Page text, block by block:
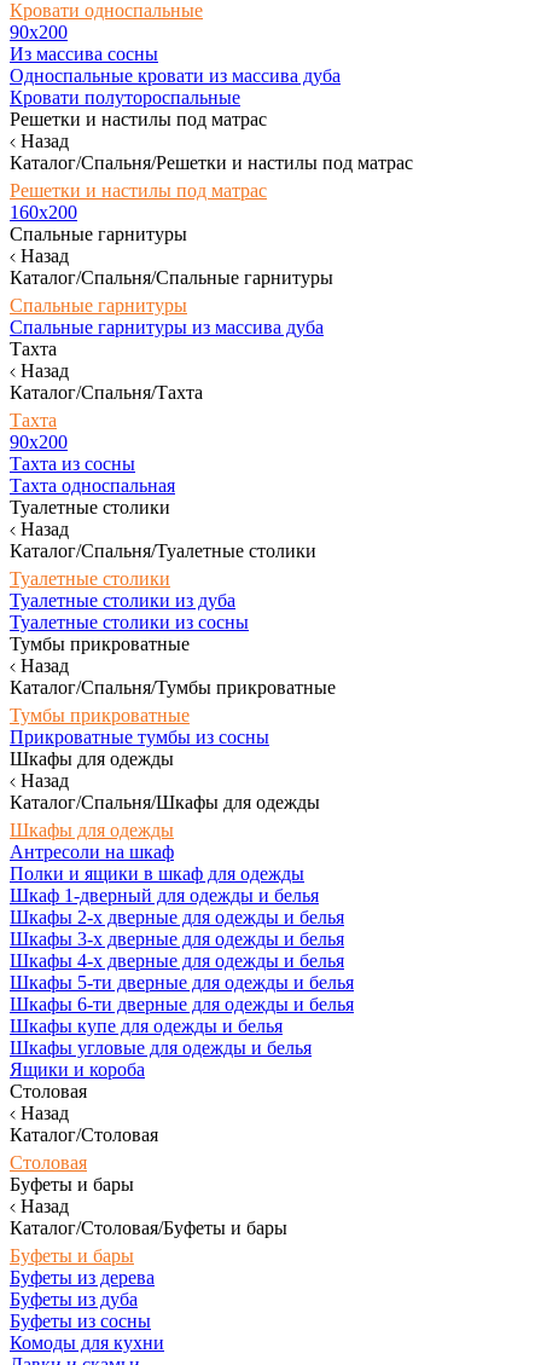
Кровати односпальные
90х200
Из массива сосны
Односпальные кровати из массива дуба
Кровати полутороспальные
Решетки и настилы под матрас
Назад
Каталог/Спальня/Решетки и настилы под матрас
Решетки и настилы под матрас
160х200
Спальные гарнитуры
Назад
Каталог/Спальня/Спальные гарнитуры
Спальные гарнитуры
Спальные гарнитуры из массива дуба
Тахта
Назад
Каталог/Спальня/Тахта
Тахта
90х200
Тахта из сосны
Тахта односпальная
Туалетные столики
Назад
Каталог/Спальня/Туалетные столики
Туалетные столики
Туалетные столики из дуба
Туалетные столики из сосны
Тумбы прикроватные
Назад
Каталог/Спальня/Тумбы прикроватные
Тумбы прикроватные
Прикроватные тумбы из сосны
Шкафы для одежды
Назад
Каталог/Спальня/Шкафы для одежды
Шкафы для одежды
Антресоли на шкаф
Полки и ящики в шкаф для одежды
Шкаф 1-дверный для одежды и белья
Шкафы 2-х дверные для одежды и белья
Шкафы 3-х дверные для одежды и белья
Шкафы 4-х дверные для одежды и белья
Шкафы 5-ти дверные для одежды и белья
Шкафы 6-ти дверные для одежды и белья
Шкафы купе для одежды и белья
Шкафы угловые для одежды и белья
Ящики и короба
Столовая
Назад
Каталог/Столовая
Столовая
Буфеты и бары
Назад
Каталог/Столовая/Буфеты и бары
Буфеты и бары
Буфеты из дерева
Буфеты из дуба
Буфеты из сосны
Комоды для кухни